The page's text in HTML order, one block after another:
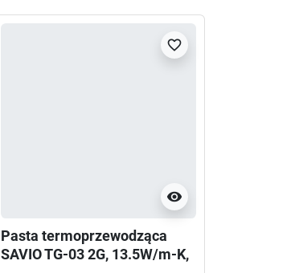
visibility
favorite_border
Pasta termoprzewodząca
SAVIO TG-03 2G, 13.5W/m-K,